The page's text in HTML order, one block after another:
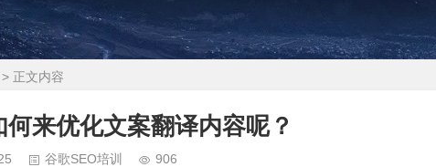
> 正文内容
来优化文案翻译内容呢？
谷歌SEO培训 906